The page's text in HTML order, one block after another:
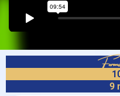
9